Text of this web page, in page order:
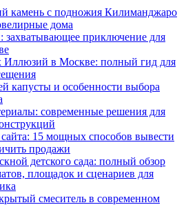
камень с подножия Килиманджаро
дома
захватывающее приключение для
Иллюзий в Москве: полный гид для
капусты и особенности выбора
современные решения для
15 мощных способов вывести
продажи
детского сада: полный обзор
площадок и сценариев для
смеситель в современном